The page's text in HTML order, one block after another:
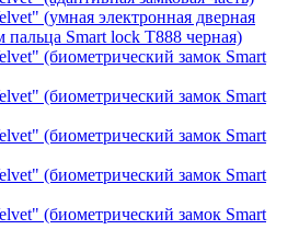
(умная электронная дверная
пальца Smart lock T888 черная)
(биометрический замок Smart
(биометрический замок Smart
(биометрический замок Smart
(биометрический замок Smart
(биометрический замок Smart